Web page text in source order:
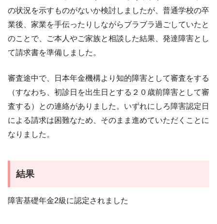
の状況を示すものがないか検討しましたが、普通学校の卒
業後、家業を手伝ったりしながらブラブラ過ごしていたと
のことで、ご本人やご家族と相談した結果、発達障害とし
て請求書を準備しました。
審査途中で、日本年金機構より知的障害として審査をする
（すなわち、初診日を出生日とする２０歳前障害として審
査する）との連絡がありました。いずれにしろ障害認定日
による請求は困難なため、そのまま進めていただくことに
なりました。
結果
障害基礎年金2級に認定されました